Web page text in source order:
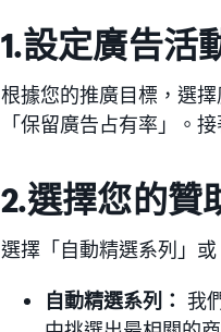
1.設定廣告活
根據您的推廣目標，選
「保留廣告占有率」。
2.選擇您的贊
選擇「自動精選系列」或
自動精選系列： 我